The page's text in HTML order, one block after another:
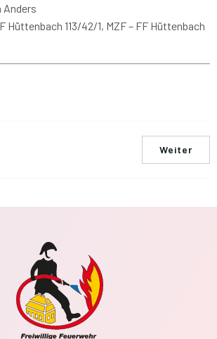
Anders
Hüttenbach 113/42/1, MZF – FF Hüttenbach
Weiter